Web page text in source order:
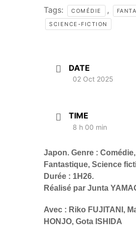
Tags: COMÉDIE ,
SCIENCE-FICTION
DATE
02 Oct 2025
TIME
8 h 00 min
Japon. Genre : Comédie,
Fantastique, Science
Durée : 1H26.
Réalisé par Junta
Avec : Riko FUJITANI,
HONJO, Gota ISHIDA